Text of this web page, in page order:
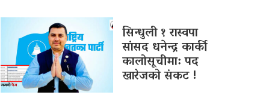
सिन्धुली १ रास्वपा
सांसद धनेन्द्र कार्की
कालोसूचीमा: पद
खारेजको संकट !